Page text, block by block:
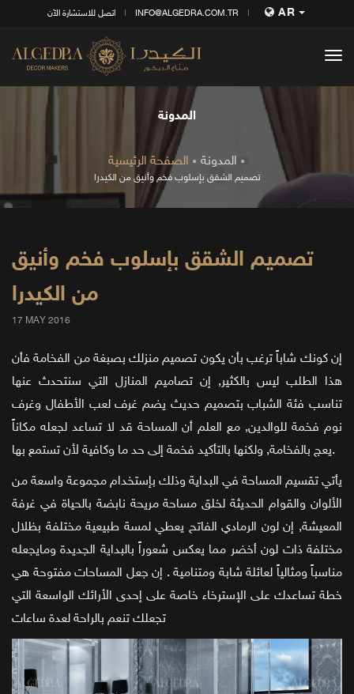
اتصل للاستشارة الآن INFO@ALGEDRA.COM.TR AR
المدونة
الصفحة الرئيسية المدونة
تصميم الشقق بإسلوب فخم وأنيق من الكيدرا
تصميم الشقق بإسلوب فخم وأنيق
من الكيدرا
17 MAY 2016
إن كونك شاباً ترغب بأن يكون تصميم منزلك بصبغة من الفخامة فأن
هذا الطلب ليس بالكثير, إن تصاميم المنازل التي سنتحدث عنها
تناسب فئة الشباب بتصميم حديث يضم غرف لعب الأطفال وغرف
نوم فخمة للوالدين, مع العلم أن المساحة قد لا تساعد لجعله مكاناً
يعج بالفخامة, ولكنها بالتأكيد فخمة إلى حد ما وكافية لأن تستمع بها.
يأتي تقسيم المساحة في البداية وذلك بإستخدام مجموعة واسعة من
الألوان والقوام الحديثة لخلق مساحة مريحة نابضة بالحياة في غرفة
المعيشة, إن لون الرمادي الفاتح يعطي لمسة طبيعية مختلفة بظلال
مختلفة ذات لون أخضر مما يعكس شعوراً بالبداية الجديدة ومايجعله
مناسباً ومثالياً لعائلة شابة ومتنامية . إن جعل المساحات مفتوحة هي
خطة تساعدك على الإسترخاء خاصة على إحدى الأرائك الواسعة التي
تجعلك تنعم بالراحة لعدة ساعات